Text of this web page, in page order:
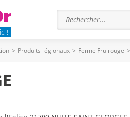
!
> Produits régionaux > Ferme Fruirouge >